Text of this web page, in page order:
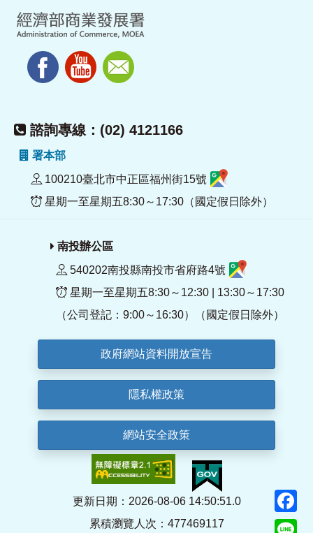
諮詢專線：(02) 4121166
署本部
100210臺北市中正區福州街15號
星期一至星期五8:30～17:30（國定假日除外）
南投辦公區
540202南投縣南投市省府路4號
星期一至星期五8:30～12:30 | 13:30～17:30
（公司登記：9:00～16:30）（國定假日除外）
政府網站資料開放宣告
隱私權政策
網站安全政策
更新日期：2026-08-06 14:50:51.0
累積瀏覽人次：477469117